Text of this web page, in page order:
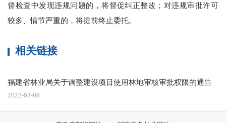
督检查中发现违规问题的，将督促纠正整改；对违规审批许可
较多、情节严重的，将提前终止委托。
相关链接
福建省林业局关于调整建设项目使用林地审核审批权限的通告
2022-03-08